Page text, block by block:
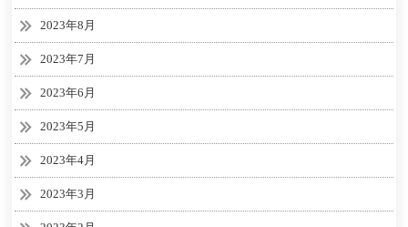
2023年8月
2023年7月
2023年6月
2023年5月
2023年4月
2023年3月